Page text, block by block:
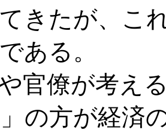
きたが、こ
ある。
官僚が考え
の方が経済